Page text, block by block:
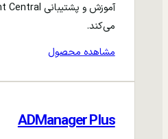
می‌کند.
مشاهده محصول
ADManager Plus